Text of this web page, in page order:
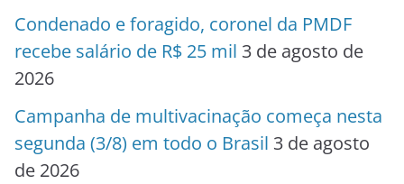
Condenado e foragido, coronel da PMDF
recebe salário de R$ 25 mil 3 de agosto de
2026
Campanha de multivacinação começa nesta
segunda (3/8) em todo o Brasil 3 de agosto
de 2026